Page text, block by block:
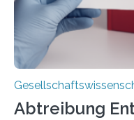
Abtreibung